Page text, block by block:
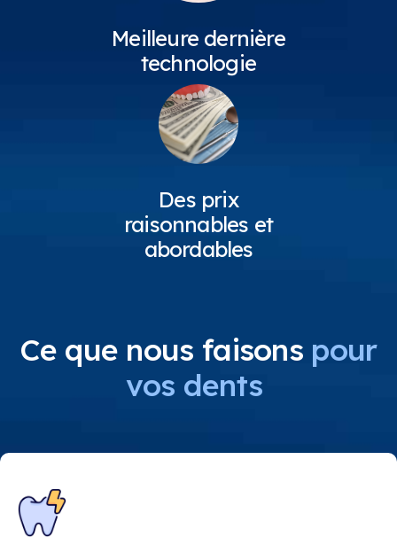
Meilleure dernière
technologie
Des prix
raisonnables et
abordables
Ce que nous faisons pour
vos dents